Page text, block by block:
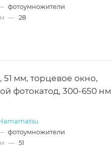
фотоумножители
— 28
51 мм, торцевое окно,
фотокатод, 300-650 нм
фотоумножители
— 51